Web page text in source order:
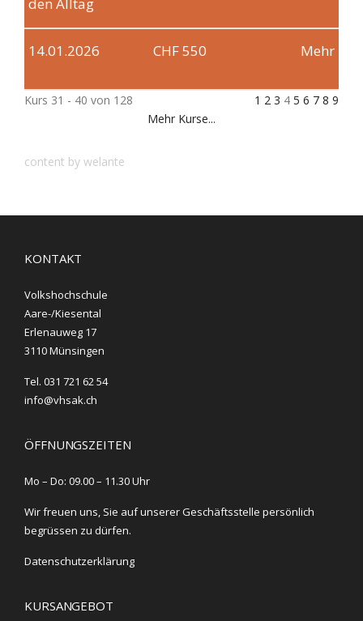
14.01.2026 CHF 550 Mehr
Kurs 31 - 40 von 128 1 2 3 4 5 6 7 8 9
Mehr Kurse...
content by welante
KONTAKT
Volkshochschule
Aare-/Kiesental
Erlenauweg 17
3110 Münsingen
Tel. 031 721 62 54
info@vhsak.ch
ÖFFNUNGSZEITEN
Mo – Do: 09.00 – 11.30 Uhr
Wir freuen uns, Sie auf unserer Geschäftsstelle persönlich
begrüssen zu dürfen.
Datenschutzerklärung
KURSANGEBOT